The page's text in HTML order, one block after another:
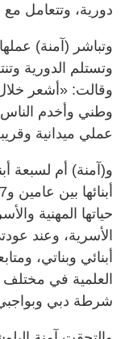
دورية، وتتعامل مع
وتباشر (آمنة)
وتستلم الدورية
وقالت: «أشعر
وطني وأخدم
عملي ميدانية
و(آمنة) أم لسبعة
حياتها المهنية
الأسرية، وعند
أبنائي وبناتي،
العلمية في
شرطة دبي وبواجبي